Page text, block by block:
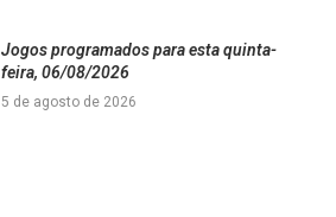
Jogos programados para esta quinta-
feira, 06/08/2026
5 de agosto de 2026